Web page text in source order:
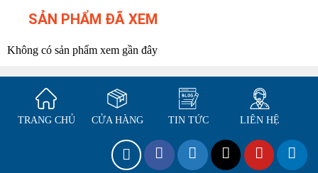
SẢN PHẨM ĐÃ XEM
Không có sản phẩm xem gần đây
TRANG CHỦ CỬA HÀNG TIN TỨC LIÊN HỆ